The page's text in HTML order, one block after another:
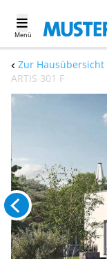
Menü
Zur Hausübersicht
ARTIS 301 F